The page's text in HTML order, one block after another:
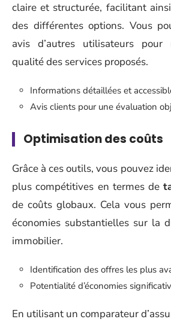
claire et structurée, facilitant
des différentes options. Vous
avis d’autres utilisateurs
qualité des services proposés.
Informations détaillées et
Avis clients pour une évaluation
Optimisation des coûts
Grâce à ces outils, vous pouvez
plus compétitives en termes de
de coûts globaux. Cela vous
économies substantielles sur la
immobilier.
Identification des offres les plus
Potentialité d’économies
En utilisant un comparateur